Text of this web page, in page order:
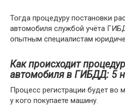
Тогда процедуру постановки
автомобиля службой учёта
опытным специалистам
Как происходит
автомобиля в ГИБДД: 5
Процесс регистрации будет во
у кого покупаете машину.